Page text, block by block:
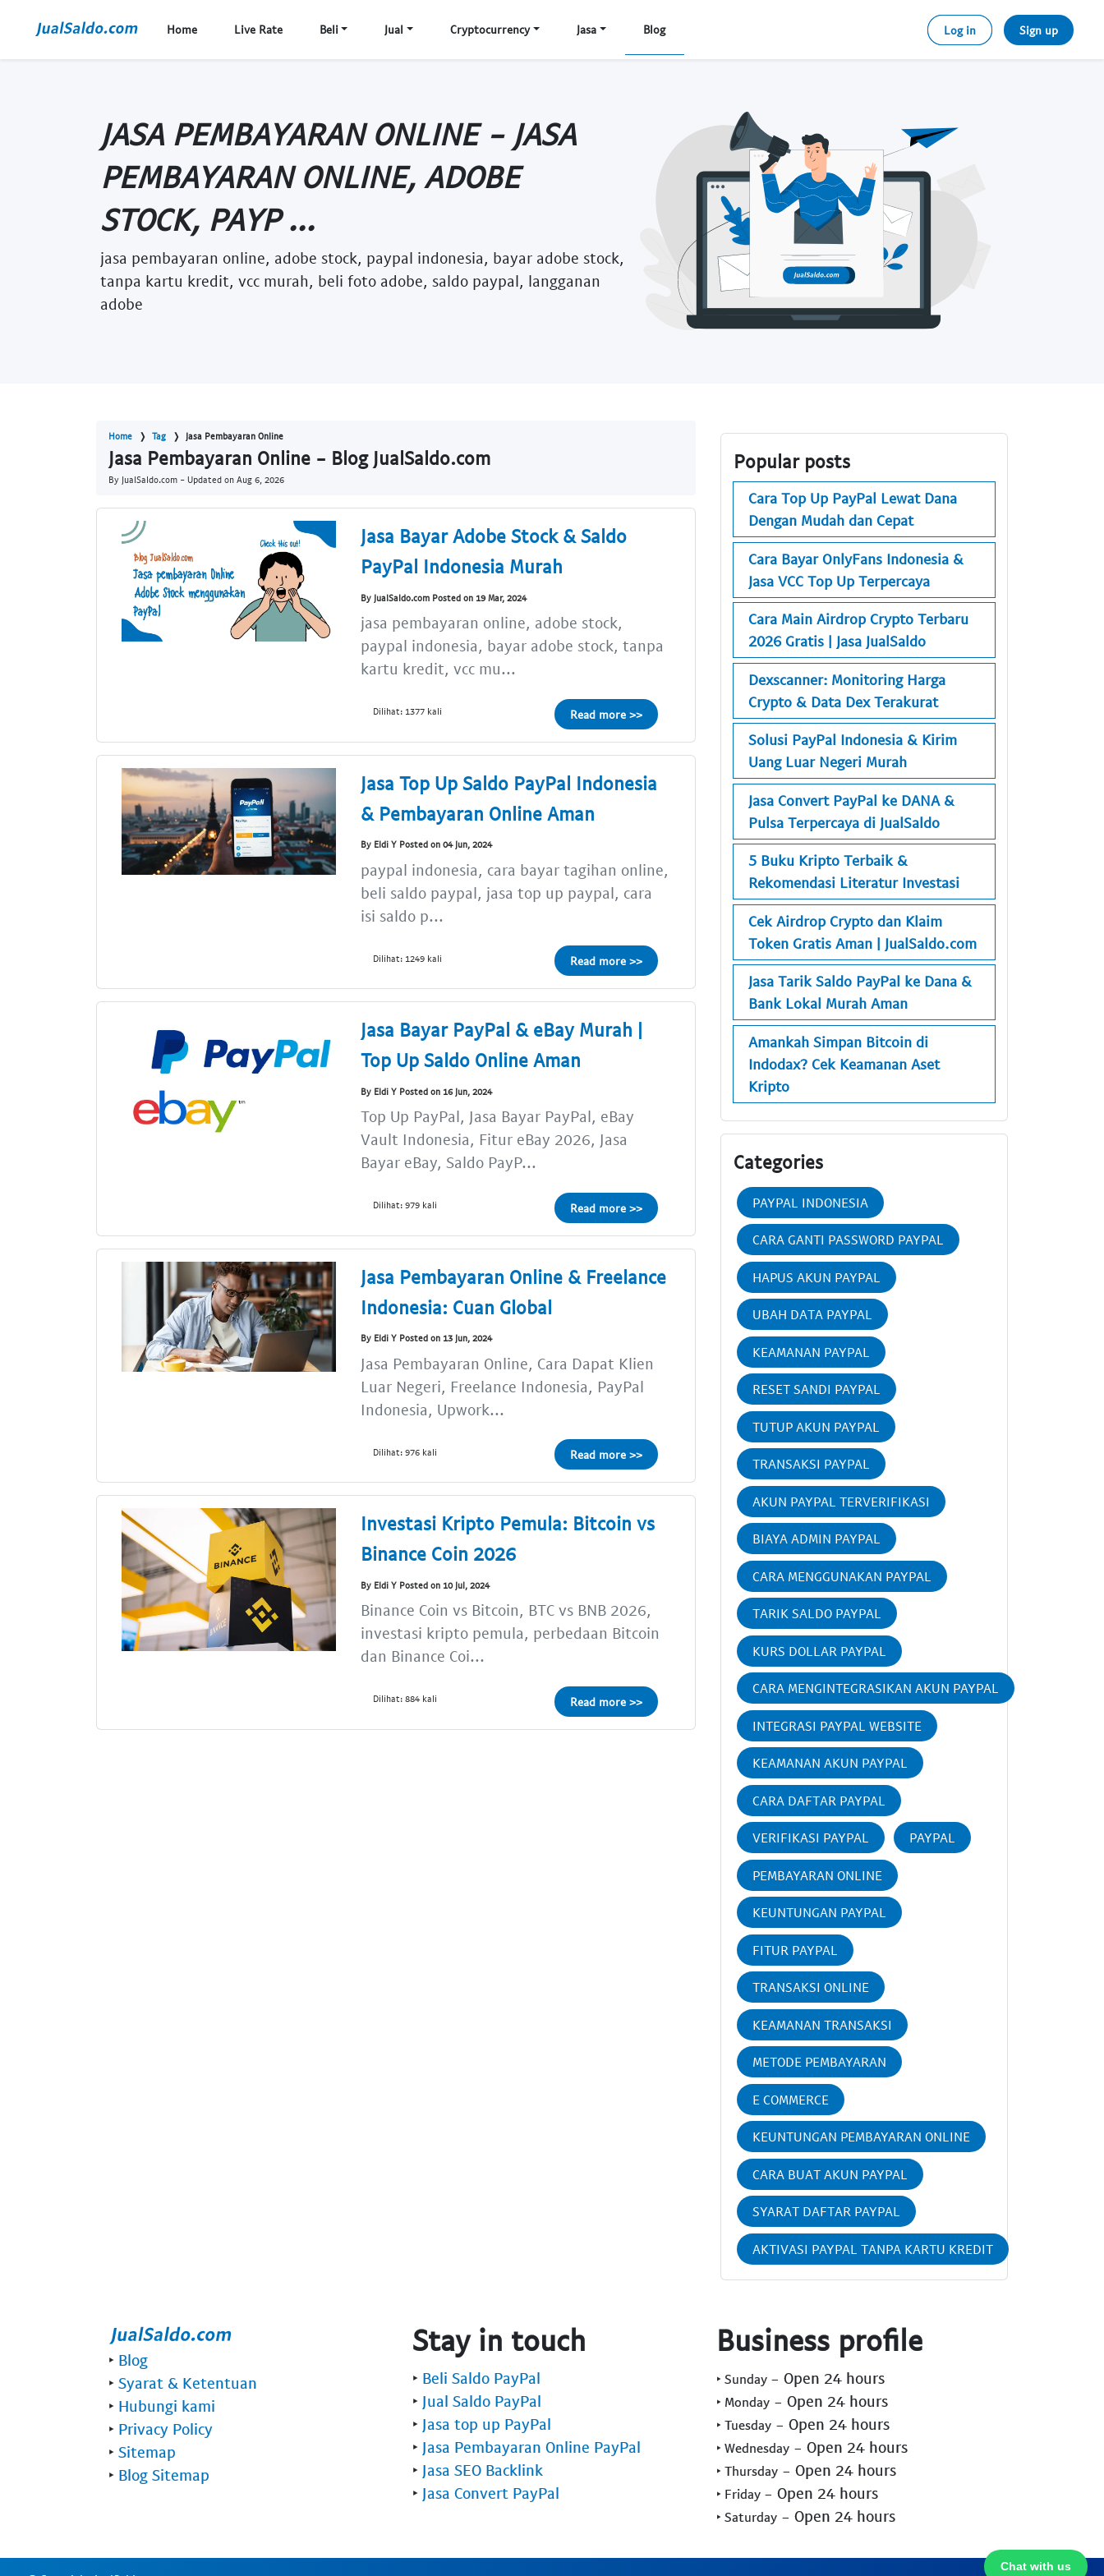
Home Live Rate Beli Jual Cryptocurrency Jasa Blog Log in Sign up
JASA PEMBAYARAN ONLINE - JASA
PEMBAYARAN ONLINE, ADOBE
STOCK, PAYP ...
jasa pembayaran online, adobe stock, paypal indonesia, bayar adobe stock,
tanpa kartu kredit, vcc murah, beli foto adobe, saldo paypal, langganan
adobe
Home Tag Jasa Pembayaran Online
Jasa Pembayaran Online - Blog JualSaldo.com
By JualSaldo.com - Updated on Aug 6, 2026
Jasa Bayar Adobe Stock & Saldo
PayPal Indonesia Murah
By JualSaldo.com Posted on 19 Mar, 2024
jasa pembayaran online, adobe stock,
paypal indonesia, bayar adobe stock, tanpa
kartu kredit, vcc mu...
Dilihat: 1377 kali Read more >>
Jasa Top Up Saldo PayPal Indonesia
& Pembayaran Online Aman
By Eldi Y Posted on 04 Jun, 2024
paypal indonesia, cara bayar tagihan online,
beli saldo paypal, jasa top up paypal, cara
isi saldo p...
Dilihat: 1249 kali Read more >>
Jasa Bayar PayPal & eBay Murah |
Top Up Saldo Online Aman
By Eldi Y Posted on 16 Jun, 2024
Top Up PayPal, Jasa Bayar PayPal, eBay
Vault Indonesia, Fitur eBay 2026, Jasa
Bayar eBay, Saldo PayP...
Dilihat: 979 kali Read more >>
Jasa Pembayaran Online & Freelance
Indonesia: Cuan Global
By Eldi Y Posted on 13 Jun, 2024
Jasa Pembayaran Online, Cara Dapat Klien
Luar Negeri, Freelance Indonesia, PayPal
Indonesia, Upwork...
Dilihat: 976 kali Read more >>
Investasi Kripto Pemula: Bitcoin vs
Binance Coin 2026
By Eldi Y Posted on 10 Jul, 2024
Binance Coin vs Bitcoin, BTC vs BNB 2026,
investasi kripto pemula, perbedaan Bitcoin
dan Binance Coi...
Dilihat: 884 kali Read more >>
Popular posts
Cara Top Up PayPal Lewat Dana
Dengan Mudah dan Cepat
Cara Bayar OnlyFans Indonesia &
Jasa VCC Top Up Terpercaya
Cara Main Airdrop Crypto Terbaru
2026 Gratis | Jasa JualSaldo
Dexscanner: Monitoring Harga
Crypto & Data Dex Terakurat
Solusi PayPal Indonesia & Kirim
Uang Luar Negeri Murah
Jasa Convert PayPal ke DANA &
Pulsa Terpercaya di JualSaldo
5 Buku Kripto Terbaik &
Rekomendasi Literatur Investasi
Cek Airdrop Crypto dan Klaim
Token Gratis Aman | JualSaldo.com
Jasa Tarik Saldo PayPal ke Dana &
Bank Lokal Murah Aman
Amankah Simpan Bitcoin di
Indodax? Cek Keamanan Aset
Kripto
Categories
PAYPAL INDONESIA
CARA GANTI PASSWORD PAYPAL
HAPUS AKUN PAYPAL
UBAH DATA PAYPAL
KEAMANAN PAYPAL
RESET SANDI PAYPAL
TUTUP AKUN PAYPAL
TRANSAKSI PAYPAL
AKUN PAYPAL TERVERIFIKASI
BIAYA ADMIN PAYPAL
CARA MENGGUNAKAN PAYPAL
TARIK SALDO PAYPAL
KURS DOLLAR PAYPAL
CARA MENGINTEGRASIKAN AKUN PAYPAL
INTEGRASI PAYPAL WEBSITE
KEAMANAN AKUN PAYPAL
CARA DAFTAR PAYPAL
VERIFIKASI PAYPAL PAYPAL
PEMBAYARAN ONLINE
KEUNTUNGAN PAYPAL
FITUR PAYPAL
TRANSAKSI ONLINE
KEAMANAN TRANSAKSI
METODE PEMBAYARAN
E COMMERCE
KEUNTUNGAN PEMBAYARAN ONLINE
CARA BUAT AKUN PAYPAL
SYARAT DAFTAR PAYPAL
AKTIVASI PAYPAL TANPA KARTU KREDIT
Chat with us
‣ Blog
‣ Syarat & Ketentuan
‣ Hubungi kami
‣ Privacy Policy
‣ Sitemap
‣ Blog Sitemap
Stay in touch
‣ Beli Saldo PayPal
‣ Jual Saldo PayPal
‣ Jasa top up PayPal
‣ Jasa Pembayaran Online PayPal
‣ Jasa SEO Backlink
‣ Jasa Convert PayPal
Business profile
‣ Sunday - Open 24 hours
‣ Monday - Open 24 hours
‣ Tuesday - Open 24 hours
‣ Wednesday - Open 24 hours
‣ Thursday - Open 24 hours
‣ Friday - Open 24 hours
‣ Saturday - Open 24 hours